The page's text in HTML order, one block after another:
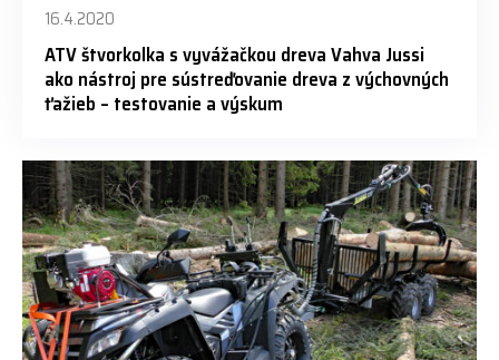
16.4.2020
ATV štvorkolka s vyvážačkou dreva Vahva Jussi
ako nástroj pre sústreďovanie dreva z výchovných
ťažieb – testovanie a výskum